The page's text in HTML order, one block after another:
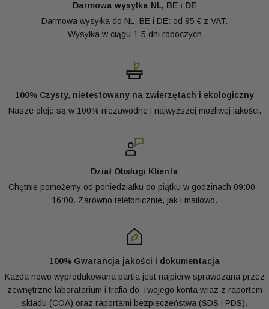
Darmowa wysyłka NL, BE i DE
Darmowa wysyłka do NL, BE i DE: od 95 € z VAT.
Wysyłka w ciągu 1-5 dni roboczych
100% Czysty, nietestowany na zwierzętach i ekologiczny
Nasze oleje są w 100% niezawodne i najwyższej możliwej jakości.
Dział Obsługi Klienta
Chętnie pomożemy od poniedziałku do piątku w godzinach 09:00 -
16:00. Zarówno telefonicznie, jak i mailowo.
100% Gwarancja jakości i dokumentacja
Każda nowo wyprodukowana partia jest najpierw sprawdzana przez
zewnętrzne laboratorium i trafia do Twojego konta wraz z raportem
składu (COA) oraz raportami bezpieczeństwa (SDS i PDS).